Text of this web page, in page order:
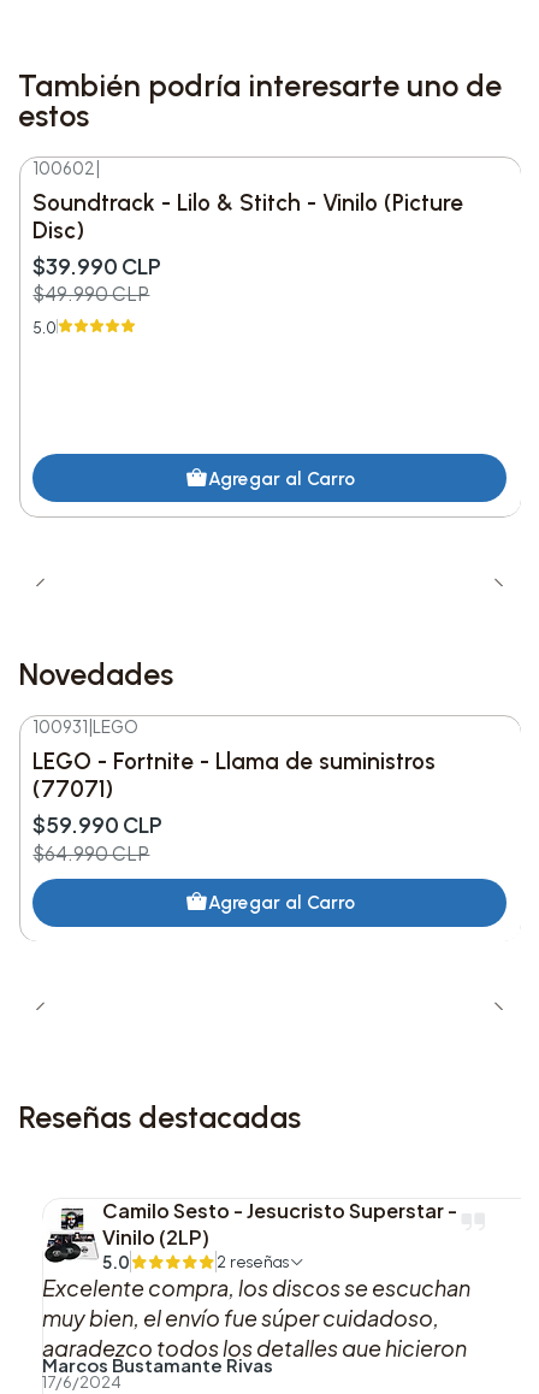
También podría interesarte uno de
estos
-20% DESC.
100602
Soundtrack - Lilo & Stitch - Vinilo (Picture
Disc)
$39.990 CLP
$49.990 CLP
5.0
Agregar al Carro
Novedades
-8%DESC.
Nuevo
100931 LEGO
LEGO - Fortnite - Llama de suministros
(77071)
$59.990 CLP
$64.990 CLP
Agregar al Carro
Reseñas destacadas
Camilo Sesto - Jesucristo Superstar -
Vinilo (2LP)
5.0 2 reseñas
Excelente compra, los discos se escuchan
muy bien, el envío fue súper cuidadoso,
agradezco todos los detalles que hicieron
que esta compra fuera muy muy agradable,
Marcos Bustamante Rivas
17/6/2024